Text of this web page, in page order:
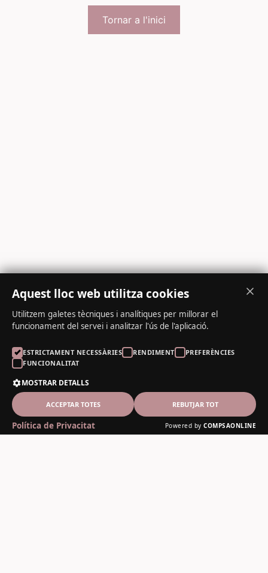
Tornar a l'inici
Aquest lloc web utilitza cookies
Utilitzem galetes tècniques i analítiques per millorar el
funcionament del servei i analitzar l'ús de l'aplicació.
ESTRICTAMENT NECESSÀRIES RENDIMENT
PREFERÈNCIES
FUNCIONALITAT
MOSTRAR DETALLS
ACCEPTAR TOTES REBUTJAR TOT
Política de Privacitat Powered by COMPSAONLINE